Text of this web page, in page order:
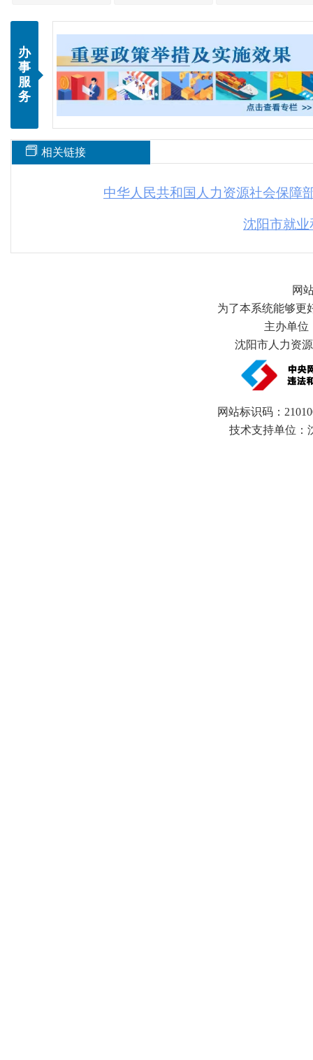
办
事
服
务
相关链接
中华人民共和国人力资源社会保障
沈阳市就
网
为了本系统能够更
主办单位
沈阳市人力资
网站标识码：
技术支持单位：